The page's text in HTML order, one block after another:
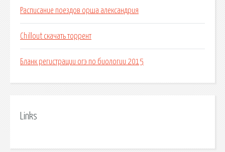
Расписание поездов орша александрия
Chillout скачать торрент
Бланк регистрации огэ по биологии 2015
Links